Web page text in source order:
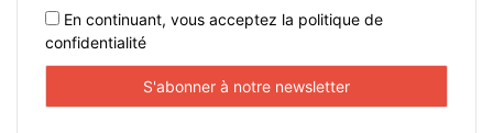
En continuant, vous acceptez la politique de
confidentialité